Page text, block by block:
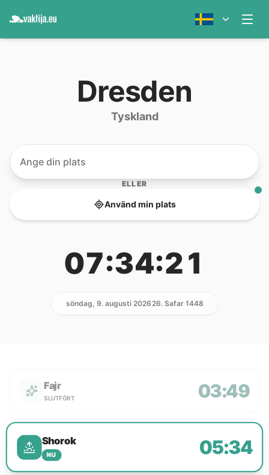
Dresden
Tyskland
ELLER
Använd min plats
07:34:21
söndag, 9. augusti 202626. Safar 1448
Fajr
SLUTFÖRT 03:49
Shorok
NU 05:34